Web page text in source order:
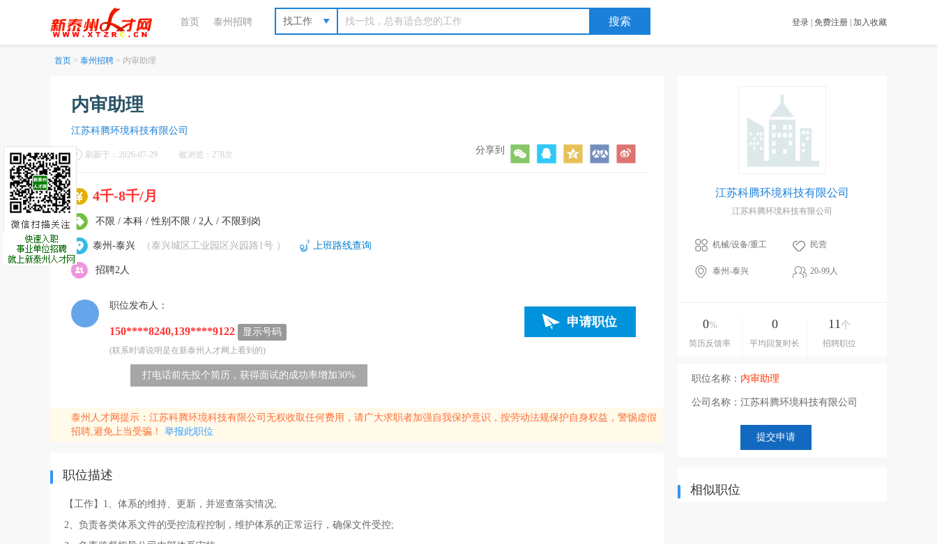
首页 泰州招聘 找工作 登录 免费注册 加入收藏
首页 > 泰州招聘 > 内审助理
内审助理
江苏科腾环境科技有限公司
刷新于：2026-07-29 被浏览：278次 分享到
4千-8千/月
不限 / 本科 / 性别不限 / 2人 / 不限到岗
泰州-泰兴 （泰兴城区工业园区兴园路1号 ） 上班路线查询
招聘2人
职位发布人：
申请职位
150****8240,139****9122 显示号码
(联系时请说明是在新泰州人才网上看到的)
打电话前先投个简历，获得面试的成功率增加30%
泰州人才网提示：江苏科腾环境科技有限公司无权收取任何费用，请广大求职者加强自我保护意识，按劳动法规保护自身权益，警惕虚假
招聘,避免上当受骗！ 举报此职位
职位描述
【工作】1、体系的维持、更新，并巡查落实情况;
2、负责各类体系文件的受控流程控制，维护体系的正常运行，确保文件受控;
江苏科腾环境科技有限公司
江苏科腾环境科技有限公司
机械/设备/重工 民营
泰州-泰兴 20-99人
0%
简历反馈率
0
平均回复时长
11个
招聘职位
职位名称： 内审助理
公司名称： 江苏科腾环境科技有限公司
相似职位